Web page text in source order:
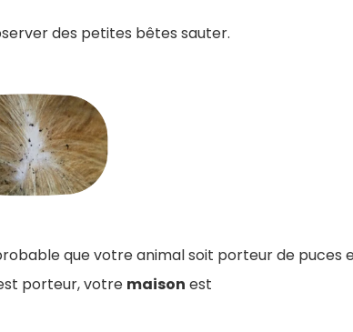
des petites bêtes sauter.
que votre animal soit porteur de puces
porteur, votre maison est